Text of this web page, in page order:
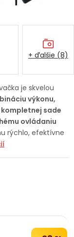
účet
je skvelou
výkonu,
kompletnej sade
ovládaniu
rýchlo, efektívne
+ ďalšie (8)